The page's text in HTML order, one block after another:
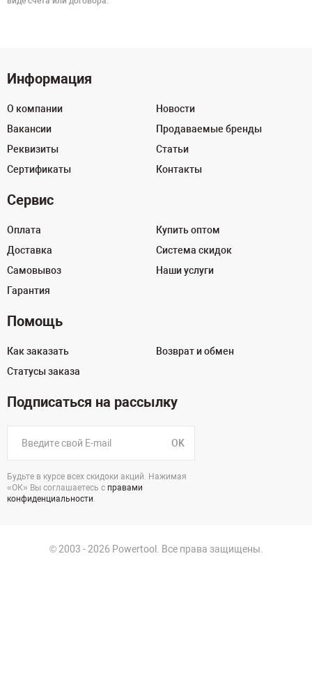
Информация
О компании
Вакансии
Реквизиты
Сертификаты
Новости
Продаваемые бренды
Статьи
Контакты
Сервис
Оплата
Доставка
Самовывоз
Гарантия
Купить оптом
Система скидок
Наши услуги
Помощь
Как заказать
Статусы заказа
Возврат и обмен
Подписаться на рассылку
OK
Будьте в курсе всех скидоки акций. Нажимая
«ОК» Вы соглашаетесь с правами
конфиденциальности.
© 2003 - 2026 Powertool. Все права защищены.